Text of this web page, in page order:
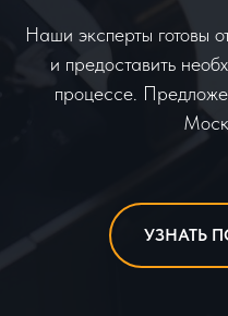
Наши эксперты готовы
и предоставить
процессе.
УЗНАТЬ